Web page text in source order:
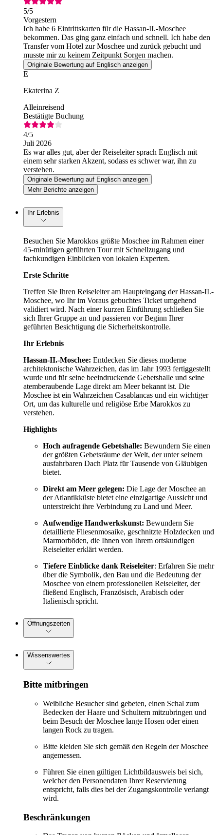
5/5
Vorgestern
Ich habe 6 Eintrittskarten für die Hassan-II.-Moschee
bekommen. Das ging ganz einfach und schnell. Ich habe den
Transfer vom Hotel zur Moschee und zurück gebucht und
musste mir zu keinem Zeitpunkt Sorgen machen.
Originale Bewertung auf Englisch anzeigen
E
Ekaterina Z
Alleinreisend
Bestätigte Buchung
4/5
Juli 2026
Es war alles gut, aber der Reiseleiter sprach Englisch mit
einem sehr starken Akzent, sodass es schwer war, ihn zu
verstehen.
Originale Bewertung auf Englisch anzeigen
Mehr Berichte anzeigen
Ihr Erlebnis
Besuchen Sie Marokkos größte Moschee im Rahmen einer
45-minütigen geführten Tour mit Schnellzugang und
fachkundigen Einblicken von lokalen Experten.
Erste Schritte
Treffen Sie Ihren Reiseleiter am Haupteingang der Hassan-II.-
Moschee, wo Ihr im Voraus gebuchtes Ticket umgehend
validiert wird. Nach einer kurzen Einführung schließen Sie
sich Ihrer Gruppe an und passieren vor Beginn Ihrer
geführten Besichtigung die Sicherheitskontrolle.
Ihr Erlebnis
Hassan-II.-Moschee: Entdecken Sie dieses moderne
architektonische Wahrzeichen, das im Jahr 1993 fertiggestellt
wurde und für seine beeindruckende Gebetshalle und seine
atemberaubende Lage direkt am Meer bekannt ist. Die
Moschee ist ein Wahrzeichen Casablancas und ein wichtiger
Ort, um das kulturelle und religiöse Erbe Marokkos zu
verstehen.
Highlights
Hoch aufragende Gebetshalle: Bewundern Sie einen
der größten Gebetsräume der Welt, der unter seinem
ausfahrbaren Dach Platz für Tausende von Gläubigen
bietet.
Direkt am Meer gelegen: Die Lage der Moschee an
der Atlantikküste bietet eine einzigartige Aussicht und
unterstreicht ihre Verbindung zu Land und Meer.
Aufwendige Handwerkskunst: Bewundern Sie
detaillierte Fliesenmosaike, geschnitzte Holzdecken und
Marmorböden, die Ihnen von Ihrem ortskundigen
Reiseleiter erklärt werden.
Tiefere Einblicke dank Reiseleiter: Erfahren Sie mehr
über die Symbolik, den Bau und die Bedeutung der
Moschee von einem professionellen Reiseleiter, der
fließend Englisch, Französisch, Arabisch oder
Italienisch spricht.
Öffnungszeiten
Wissenswertes
Bitte mitbringen
Weibliche Besucher sind gebeten, einen Schal zum
Bedecken der Haare und Schultern mitzubringen und
beim Besuch der Moschee lange Hosen oder einen
langen Rock zu tragen.
Bitte kleiden Sie sich gemäß den Regeln der Moschee
angemessen.
Führen Sie einen gültigen Lichtbildausweis bei sich,
welcher den Personendaten Ihrer Reservierung
entspricht, falls dies bei der Zugangskontrolle verlangt
wird.
Beschränkungen